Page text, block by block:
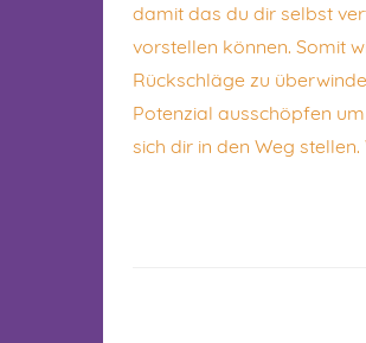
damit das du dir selbst
vorstellen können. Somit
Rückschläge zu
Potenzial ausschöpfen
sich dir in den Weg